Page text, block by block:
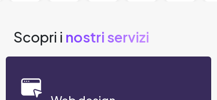
Scopri i nostri servizi